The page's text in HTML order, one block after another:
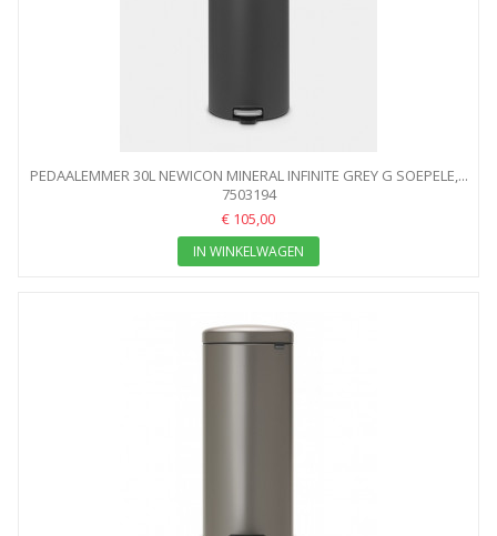
PEDAALEMMER 30L NEWICON MINERAL INFINITE GREY G SOEPELE,...
7503194
€ 105,00
IN WINKELWAGEN